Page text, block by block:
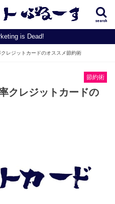
search
is Dead!
クレジットカードのオススメ節約術
節約術
クレジットカードの